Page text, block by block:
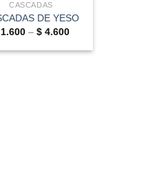
CASCADAS
DE YESO
1.600 – $ 4.600Price
$ 1.600